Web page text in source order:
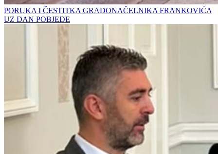
PORUKA I ČESTITKA GRADONAČELNIKA FRANKOVIĆA
UZ DAN POBJEDE